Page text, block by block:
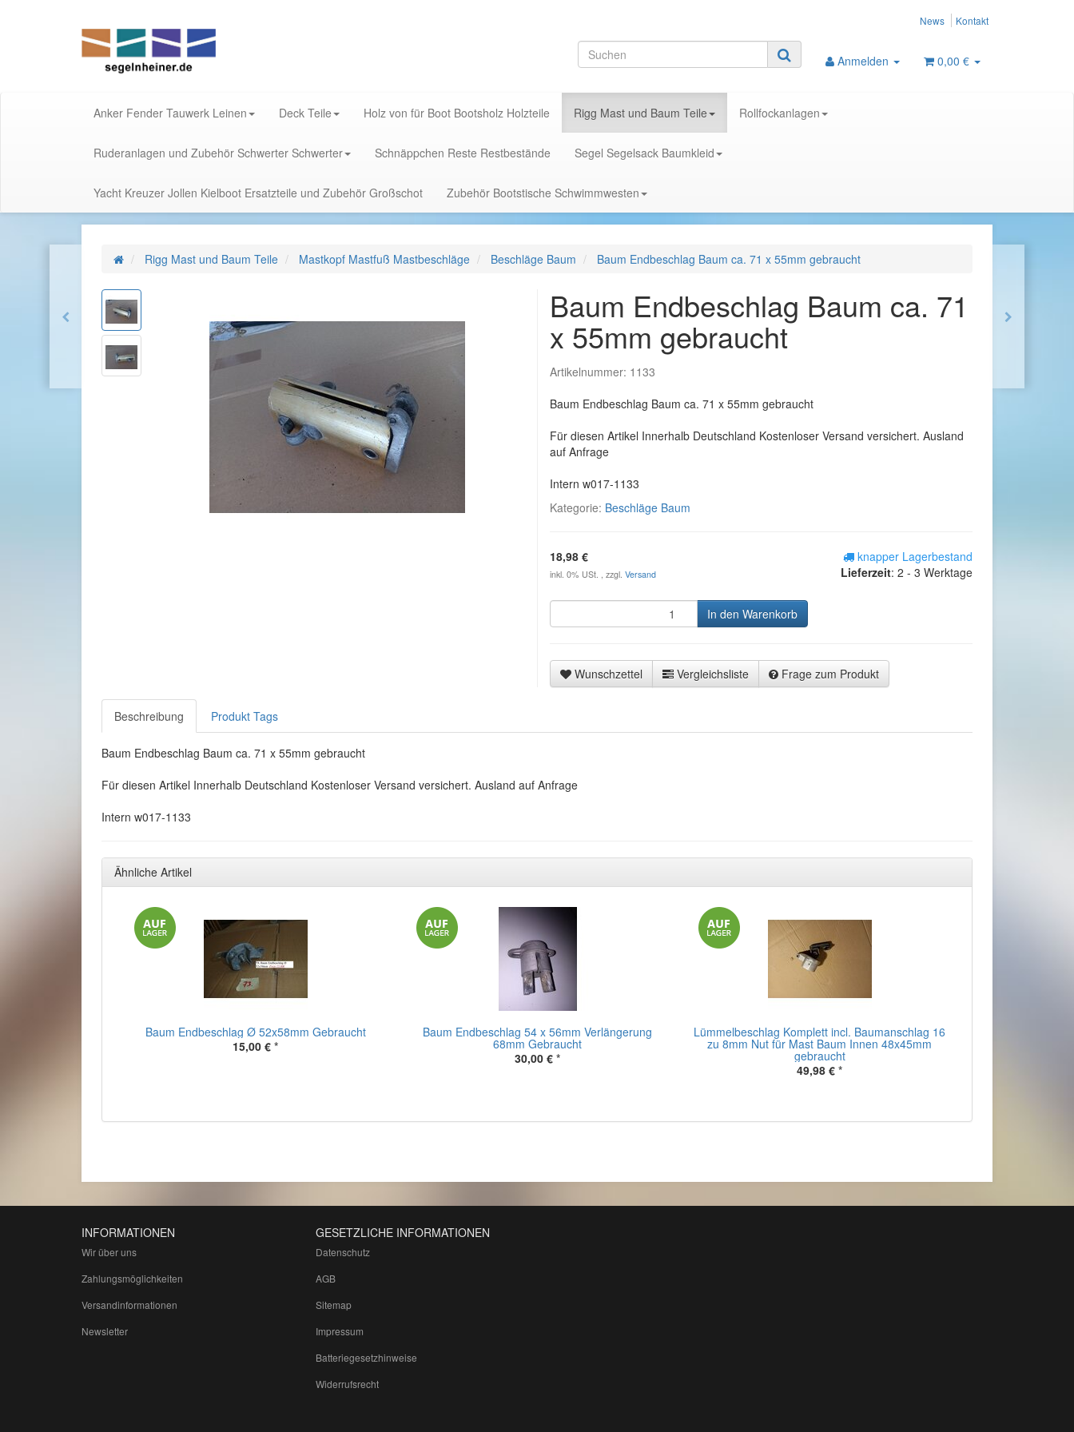
News Kontakt
Anmelden 0,00 €
Anker Fender Tauwerk Leinen Deck Teile Holz von für Boot Bootsholz Holzteile Rigg Mast und Baum Teile Rollfockanlagen
Ruderanlagen und Zubehör Schwerter Schwerter Schnäppchen Reste Restbestände Segel Segelsack Baumkleid
Yacht Kreuzer Jollen Kielboot Ersatzteile und Zubehör Großschot Zubehör Bootstische Schwimmwesten
Rigg Mast und Baum Teile Mastkopf Mastfuß Mastbeschläge Beschläge Baum Baum Endbeschlag Baum ca. 71 x 55mm gebraucht
Baum Endbeschlag Baum ca. 71
x 55mm gebraucht
Artikelnummer: 1133
Baum Endbeschlag Baum ca. 71 x 55mm gebraucht
Für diesen Artikel Innerhalb Deutschland Kostenloser Versand versichert. Ausland
auf Anfrage
Intern w017-1133
Kategorie: Beschläge Baum
18,98 €
inkl. 0% USt. , zzgl. Versand
knapper Lagerbestand
Lieferzeit: 2 - 3 Werktage
In den Warenkorb
Wunschzettel Vergleichsliste Frage zum Produkt
Beschreibung Produkt Tags
Baum Endbeschlag Baum ca. 71 x 55mm gebraucht
Für diesen Artikel Innerhalb Deutschland Kostenloser Versand versichert. Ausland auf Anfrage
Intern w017-1133
Ähnliche Artikel
Baum Endbeschlag Ø 52x58mm Gebraucht
15,00 € *
Baum Endbeschlag 54 x 56mm Verlängerung
68mm Gebraucht
30,00 € *
Lümmelbeschlag Komplett incl. Baumanschlag 16
zu 8mm Nut für Mast Baum Innen 48x45mm
gebraucht
49,98 € *
INFORMATIONEN
Wir über uns
Zahlungsmöglichkeiten
Versandinformationen
Newsletter
GESETZLICHE INFORMATIONEN
Datenschutz
AGB
Sitemap
Impressum
Batteriegesetzhinweise
Widerrufsrecht